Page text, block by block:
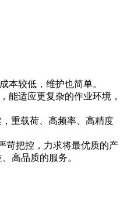
本较低，维护也简单。
能适应更复杂的作业环境，
重载荷、高频率、高精度
苛把控，力求将最优质的产
高品质的服务。